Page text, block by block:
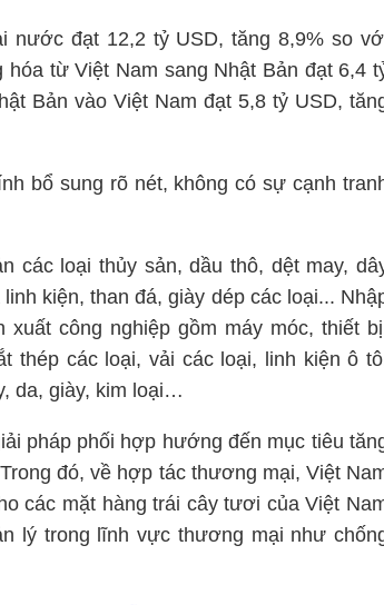
nước đạt 12,2 tỷ USD, tăng 8,9% so
từ Việt Nam sang Nhật Bản đạt 6,4
Bản vào Việt Nam đạt 5,8 tỷ USD,
bổ sung rõ nét, không có sự cạnh
các loại thủy sản, dầu thô, dệt may,
kiện, than đá, giày dép các loại...
công nghiệp gồm máy móc, thiết
thép các loại, vải các loại, linh kiện ô
da, giày, kim loại…
pháp phối hợp hướng đến mục tiêu
đó, về hợp tác thương mại, Việt
các mặt hàng trái cây tươi của Việt
lý trong lĩnh vực thương mại như